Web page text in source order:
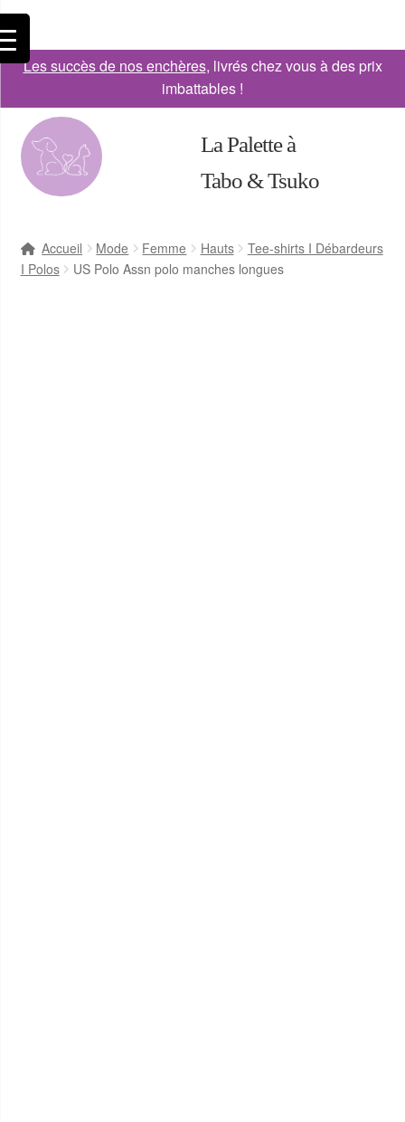
Les succès de nos enchères, livrés chez vous à des prix
imbattables !
La Palette à
Tabo & Tsuko
Accueil Mode Femme Hauts
Tee-shirts I Débardeurs
I Polos
US Polo Assn polo manches longues